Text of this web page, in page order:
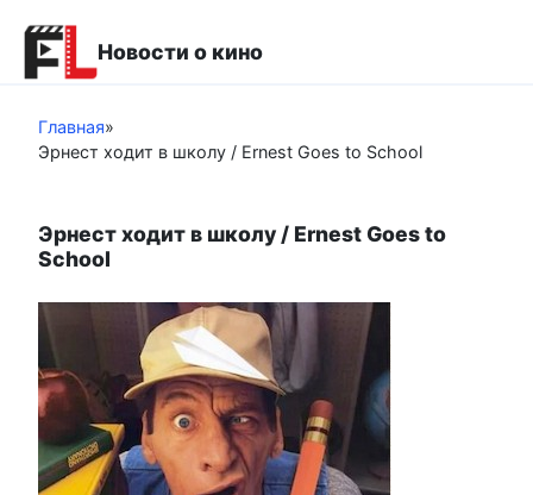
контенту
Новости о кино
Главная»
Эрнест ходит в школу / Ernest Goes to School
Эрнест ходит в школу / Ernest Goes to
School